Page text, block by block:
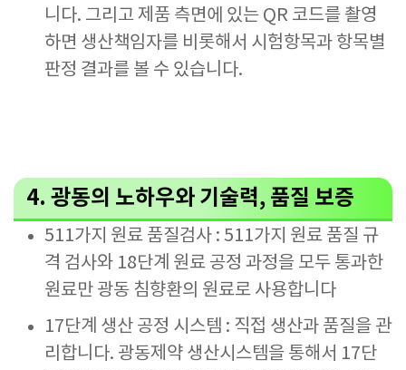
니다. 그리고 제품 측면에 있는 QR 코드를 촬영
하면 생산책임자를 비롯해서 시험항목과 항목별
판정 결과를 볼 수 있습니다.
4. 광동의 노하우와 기술력, 품질 보증
511가지 원료 품질검사 : 511가지 원료 품질 규
격 검사와 18단계 원료 공정 과정을 모두 통과한
원료만 광동 침향환의 원료로 사용합니다
17단계 생산 공정 시스템 : 직접 생산과 품질을 관
리합니다. 광동제약 생산시스템을 통해서 17단